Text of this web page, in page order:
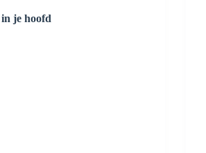
je hoofd